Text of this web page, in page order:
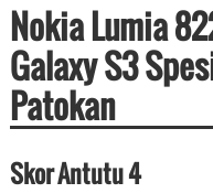
Nokia Lumia
Galaxy S3
Patokan
Skor Antutu 4